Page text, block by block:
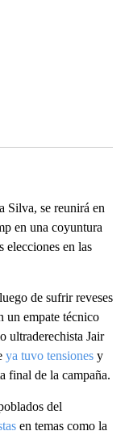
Silva, se reunirá en
en una coyuntura
elecciones en las
de sufrir reveses
un empate técnico
ultraderechista Jair
ya tuvo tensiones y
final de la campaña.
del
en temas como la